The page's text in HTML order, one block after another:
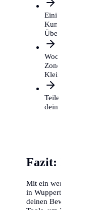
Einige
Kunden, aber
Wochenenden
Zonen
Kleingedruckte
Teile dir einen
dein Auto nur
Fazit: Klug
Mit ein wenig
in Wuppertal seinen
deinen